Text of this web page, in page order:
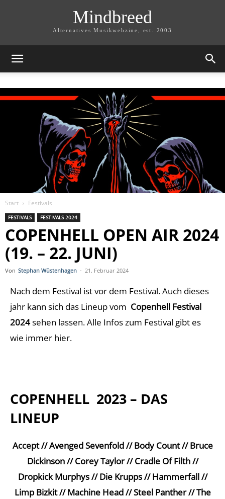
Mindbreed
Alternatives Musikwebzine, est. 2003
Start Festivals
FESTIVALS FESTIVALS 2024
COPENHELL OPEN AIR 2024
(19. – 22. JUNI)
Von Stephan Wüstenhagen - 21. Februar 2024
Nach dem Festival ist vor dem Festival. Auch dieses
jahr kann sich das Lineup vom Copenhell Festival
2024sehen lassen. Alle Infos zum Festival gibt es
wie immer hier.
COPENHELL 2023 – DAS
LINEUP
Accept // Avenged Sevenfold // Body Count // Bruce
Dickinson // Corey Taylor // Cradle Of Filth //
Dropkick Murphys // Die Krupps // Hammerfall //
Limp Bizkit // Machine Head // Steel Panther // The